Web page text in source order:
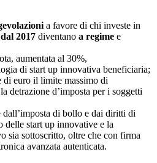
a favore di chi investe in
dal 2017 diventano a regime e
aumentata al 30%,
di start up innovativa beneficiaria;
di euro il limite massimo di
detrazione d’imposta per i soggetti
dall’imposta di bollo e dai diritti di
delle start up innovative e la
sia sottoscritto, oltre che con firma
avanzata autenticata.